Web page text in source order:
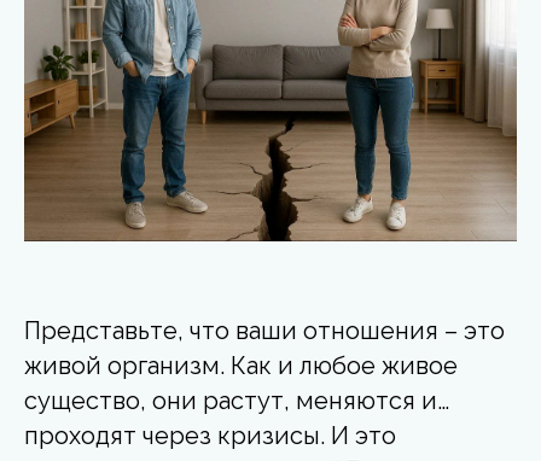
Представьте, что ваши отношения – это
живой организм. Как и любое живое
существо, они растут, меняются и…
проходят через кризисы. И это